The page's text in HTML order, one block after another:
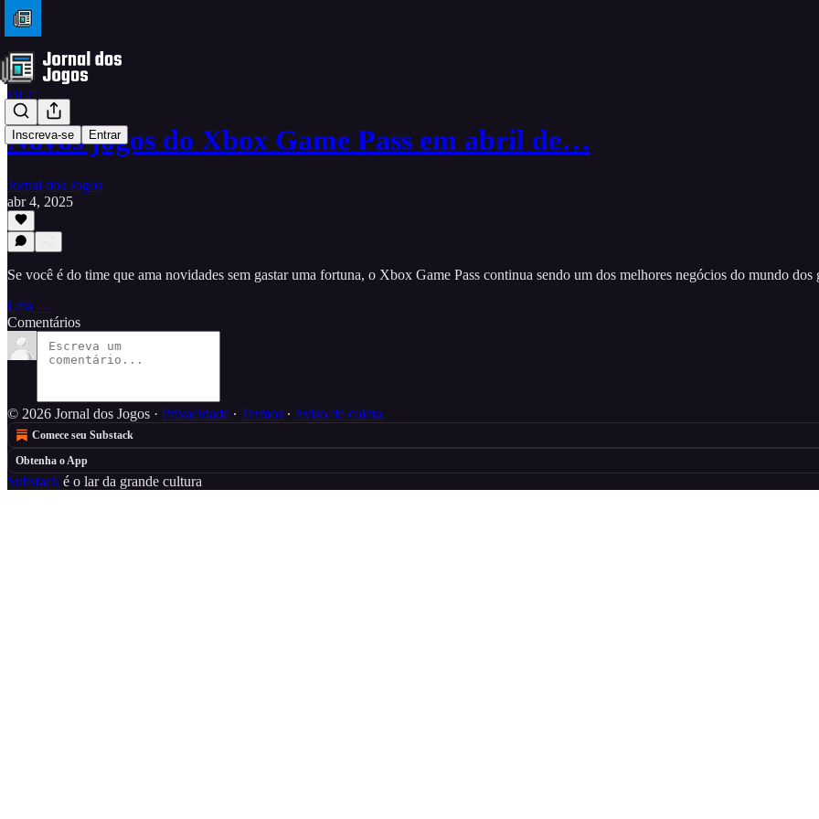
Inscreva-se Entrar
DLC
Novos jogos do Xbox Game Pass em abril de…
Jornal dos Jogos
abr 4, 2025
Se você é do time que ama novidades sem gastar uma fortuna, o Xbox Game Pass continua sendo um dos melhores negócios do mundo dos
Leia →
Comentários
© 2026 Jornal dos Jogos · Privacidade ∙ Termos ∙ Aviso de coleta
Comece seu Substack
Obtenha o App
Substack é o lar da grande cultura